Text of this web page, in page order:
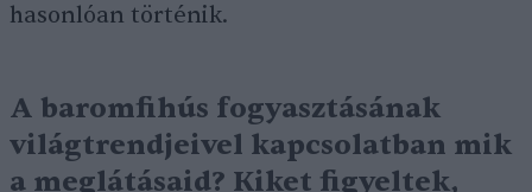
hasonlóan történik.
A baromfihús fogyasztásának
világtrendjeivel kapcsolatban mik
a meglátásaid? Kiket figyeltek,